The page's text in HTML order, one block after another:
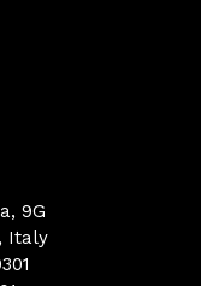
9G
Italy